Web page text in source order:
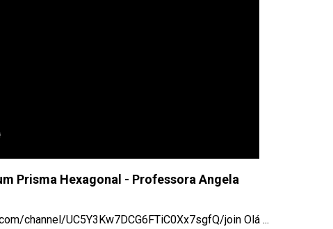
Prisma Hexagonal - Professora Angela
channel/UC5Y3Kw7DCG6FTiC0Xx7sgfQ/join Olá ...